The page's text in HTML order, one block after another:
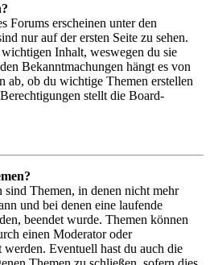
Forums erscheinen unter den
nur auf der ersten Seite zu sehen.
Inhalt, weswegen du sie
Bekanntmachungen hängt es von
ab, ob du wichtige Themen erstellen
stellt die Board-
sind Themen, in denen nicht mehr
und bei denen eine laufende
beendet wurde. Themen können
einen Moderator oder
Eventuell hast du auch die